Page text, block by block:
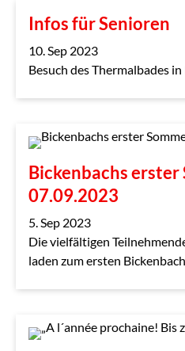
Infos für Senioren
10. Sep 2023
Besuch des Thermalbades
Bickenbachs
07.09.2023
5. Sep 2023
Die vielfältigen
laden zum ersten